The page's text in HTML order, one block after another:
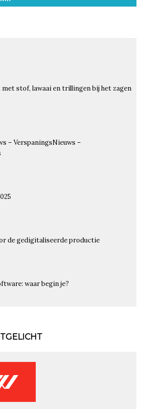
met stof, lawaai en trillingen bij het zagen
– VerspaningsNieuws –
de gedigitaliseerde productie
waar begin je?